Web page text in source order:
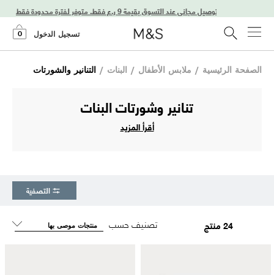
تسجيل الدخول 0
الصفحة الرئيسية / ملابس الأطفال / البنات / التنانير والشورتات
تنانير وشورتات البنات
أقرأ المزيد
التصفية
24 منتج تصنيف حسب